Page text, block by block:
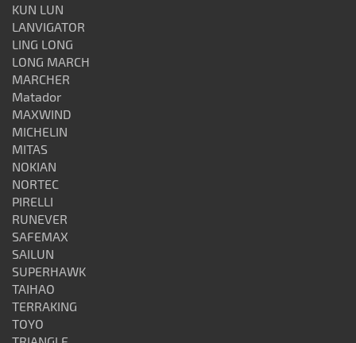
KUN LUN
LANVIGATOR
LING LONG
LONG MARCH
MARCHER
Matador
MAXWIND
MICHELIN
MITAS
NOKIAN
NORTEC
PIRELLI
RUNEVER
SAFEMAX
SAILUN
SUPERHAWK
TAIHAO
TERRAKING
TOYO